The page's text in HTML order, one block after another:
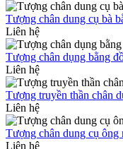
Tượng chân dung cụ bà
Liên hệ
Tượng chân dụng bằng
Liên hệ
Tượng truyền thần chân
Liên hệ
Tượng chân dung cụ ông
Liên hệ